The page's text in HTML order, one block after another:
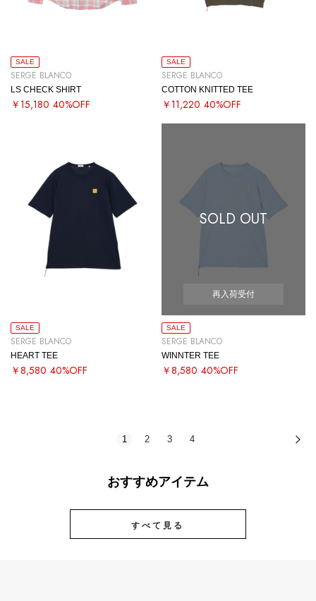
SALE
SERGE BLANCO
LS CHECK SHIRT
￥15,180 40%OFF
SALE
SERGE BLANCO
COTTON KNITTED TEE
￥11,220 40%OFF
SALE
SERGE BLANCO
HEART TEE
￥8,580 40%OFF
SOLD OUT
再入荷受付
SALE
SERGE BLANCO
WINNTER TEE
￥8,580 40%OFF
1 2 3 4
おすすめアイテム
すべて見る